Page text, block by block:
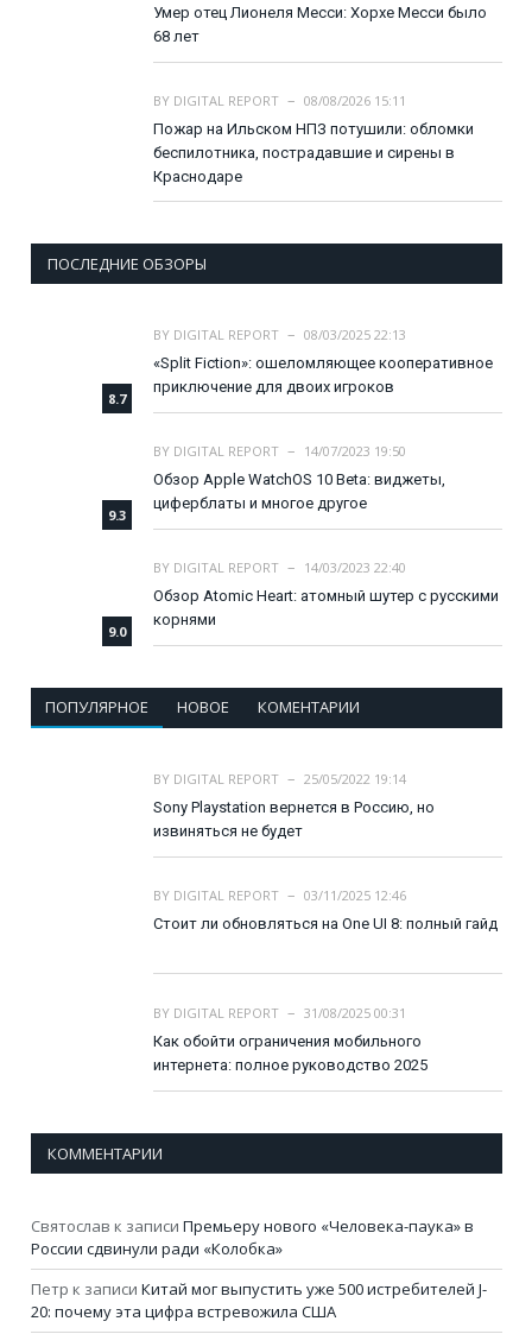
Умер отец Лионеля Месси: Хорхе Месси было
68 лет
BY DIGITAL REPORT
08/08/2026 15:11
Пожар на Ильском НПЗ потушили: обломки
беспилотника, пострадавшие и сирены в
Краснодаре
ПОСЛЕДНИЕ ОБЗОРЫ
8.7
BY DIGITAL REPORT
08/03/2025 22:13
«Split Fiction»: ошеломляющее кооперативное
приключение для двоих игроков
9.3
BY DIGITAL REPORT
14/07/2023 19:50
Обзор Apple WatchOS 10 Beta: виджеты,
циферблаты и многое другое
9.0
BY DIGITAL REPORT
14/03/2023 22:40
Обзор Atomic Heart: атомный шутер с русскими
корнями
ПОПУЛЯРНОЕ НОВОЕ КОМЕНТАРИИ
BY DIGITAL REPORT
25/05/2022 19:14
Sony Playstation вернется в Россию, но
извиняться не будет
BY DIGITAL REPORT
03/11/2025 12:46
Стоит ли обновляться на One UI 8: полный гайд
BY DIGITAL REPORT
31/08/2025 00:31
Как обойти ограничения мобильного
интернета: полное руководство 2025
КОММЕНТАРИИ
Святослав к записи Премьеру нового «Человека-паука» в
России сдвинули ради «Колобка»
Петр к записи Китай мог выпустить уже 500 истребителей J-
20: почему эта цифра встревожила США